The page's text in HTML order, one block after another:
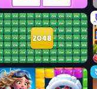
What's The Difference?
2048 Merge Blocks